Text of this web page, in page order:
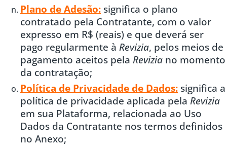
Plano de Adesão: significa o plano
contratado pela Contratante, com o valor
expresso em R$ (reais) e que deverá ser
pago regularmente à Revizia, pelos meios de
pagamento aceitos pela Revizia no momento
da contratação;
Política de Privacidade de Dados: significa a
política de privacidade aplicada pela Revizia
em sua Plataforma, relacionada ao Uso
Dados da Contratante nos termos definidos
no Anexo;